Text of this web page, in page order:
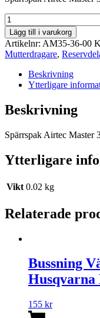
Spärrspak
Airtec
Master
35
mängd
Lägg till i varukorg
Artikelnr: AM35-36-00
Mutterdragare,
Beskrivning
Ytterligare
Beskrivning
Spärrspak Airtec Master
Ytterligare
Vikt 0.02 kg
Relaterade
Bussning
Husqvarna
155 kr